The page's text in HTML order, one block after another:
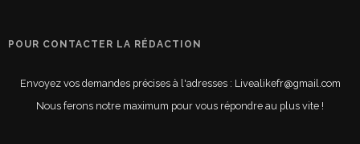
POUR CONTACTER LA RÉDACTION
Envoyez vos demandes précises à l'adresses : Livealikefr@gmail.com
Nous ferons notre maximum pour vous répondre au plus vite !